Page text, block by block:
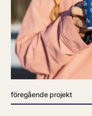
föregående projekt